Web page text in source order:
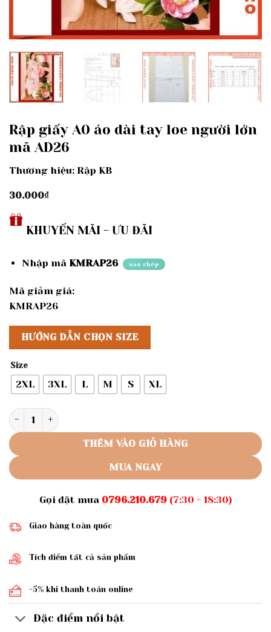
Rập giấy A0 áo dài tay loe người lớn
mã AD26
Thương hiệu: Rập KB
30.000₫
KHUYẾN MÃI - ƯU ĐÃI
Nhập mã KMRAP26 sao chép
Mã giảm giá:
KMRAP26
HƯỚNG DẪN CHỌN SIZE
Size
2XL 3XL L M S XL
Rập giấy A0 áo dài tay loe người lớn mã AD26 số lượng
THÊM VÀO GIỎ HÀNG
MUA NGAY
Gọi đặt mua 0796.210.679(7:30 - 18:30)
Giao hàng toàn quốc
Tích điểm tất cả sản phẩm
-5% khi thanh toán online
Đặc điểm nổi bật